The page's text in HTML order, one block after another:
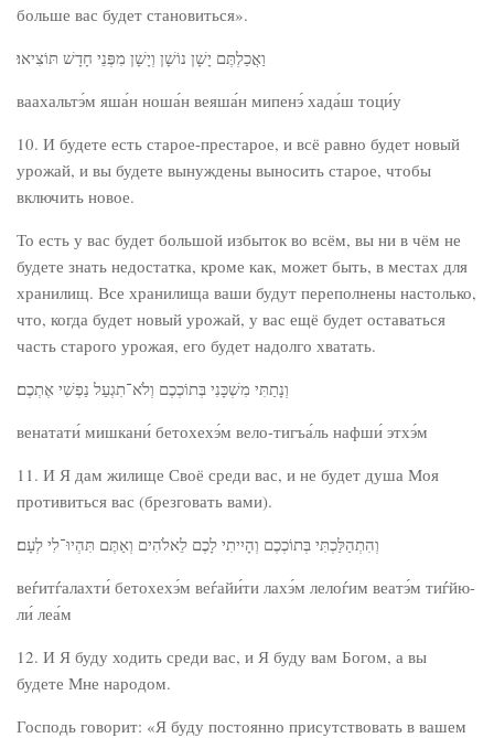
больше вас будет становиться».
וַאֲכַלְתֶּם יָשָׁן נוֹשָׁן וְיָשָׁן מִפְּנֵי חָדָשׁ תּוֹצִיאוּ׃
ваахальтэ́м яша́н ноша́н веяша́н мипенэ́ хада́ш тоци́у
10. И будете есть старое-престарое, и всё равно будет новый
урожай, и вы будете вынуждены выносить старое, чтобы
включить новое.
То есть у вас будет большой избыток во всём, вы ни в чём не
будете знать недостатка, кроме как, может быть, в местах для
хранилищ. Все хранилища ваши будут переполнены настолько,
что, когда будет новый урожай, у вас ещё будет оставаться
часть старого урожая, его будет надолго хватать.
וְנָתַתִּי מִשְׁכָּנִי בְּתוֹכְכֶם וְלֹא־תִגְעַל נַפְשִׁי אֶתְכֶם׃
венатати́ мишкани́ бетохехэ́м вело-тигъа́ль нафши́ этхэ́м
11. И Я дам жилище Своё среди вас, и не будет душа Моя
противиться вас (брезговать вами).
וְהִתְהַלַּכְתִּי בְּתוֹכְכֶם וְהָיִיתִי לָכֶם לֵאלֹהִים וְאַתֶּם תִּהְיוּ־לִי לְעָם׃
веѓитѓалахти́ бетохехэ́м веѓайи́ти лахэ́м лелоѓим веатэ́м тиѓйю-
ли́ леа́м
12. И Я буду ходить среди вас, и Я буду вам Богом, а вы
будете Мне народом.
Господь говорит: «Я буду постоянно присутствовать в вашем